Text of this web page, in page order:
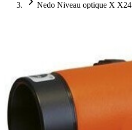
Nedo Niveau optique X X24